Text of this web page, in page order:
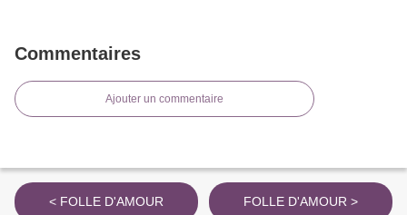
Commentaires
Ajouter un commentaire
< FOLLE D'AMOUR FOLLE D'AMOUR >